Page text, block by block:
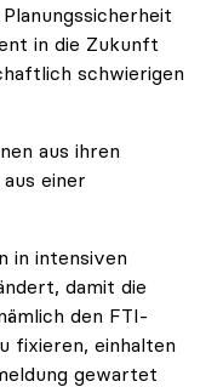
in die Zukunft
schwierigen
aus ihren
einer
in intensiven
damit die
den FTI-
fixieren, einhalten
gewartet